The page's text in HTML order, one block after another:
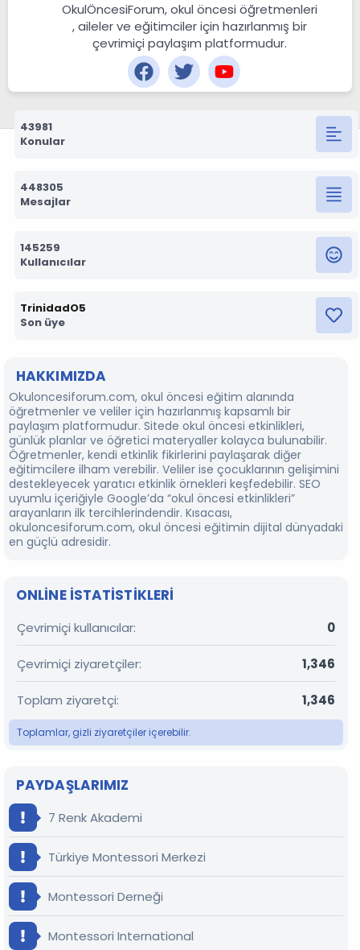
OkulÖncesiForum, okul öncesi öğretmenleri
, aileler ve eğitimciler için hazırlanmış bir
çevrimiçi paylaşım platformudur.
43981
Konular
448305
Mesajlar
145259
Kullanıcılar
TrinidadO5
Son üye
HAKKIMIZDA
Okuloncesiforum.com, okul öncesi eğitim alanında
öğretmenler ve veliler için hazırlanmış kapsamlı bir
paylaşım platformudur. Sitede okul öncesi etkinlikleri,
günlük planlar ve öğretici materyaller kolayca bulunabilir.
Öğretmenler, kendi etkinlik fikirlerini paylaşarak diğer
eğitimcilere ilham verebilir. Veliler ise çocuklarının gelişimini
destekleyecek yaratıcı etkinlik örnekleri keşfedebilir. SEO
uyumlu içeriğiyle Google’da “okul öncesi etkinlikleri”
arayanların ilk tercihlerindendir. Kısacası,
okuloncesiforum.com, okul öncesi eğitimin dijital dünyadaki
en güçlü adresidir.
ONLINE ISTATISTIKLERI
Çevrimiçi kullanıcılar 0
Çevrimiçi ziyaretçiler 1,346
Toplam ziyaretçi 1,346
Toplamlar, gizli ziyaretçiler içerebilir.
PAYDAŞLARIMIZ
7 Renk Akademi
Türkiye Montessori Merkezi
Montessori Derneği
Montessori International